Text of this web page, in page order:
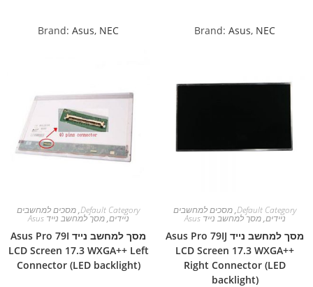
Brand: Asus, NEC
Default Category
,מסכים למחשבים
ניידים,מסך למחשב נייד Asus
מסך למחשב נייד Asus Pro 79IJ
LCD Screen 17.3 WXGA++
Right Connector (LED
backlight)
Brand: Asus, NEC
Default Category
,מסכים למחשבים
ניידים,מסך למחשב נייד Asus
מסך למחשב נייד Asus Pro 79I
LCD Screen 17.3 WXGA++ Left
Connector (LED backlight)